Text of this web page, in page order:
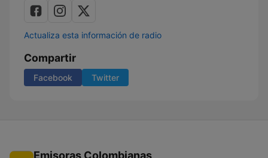
Actualiza esta información de radio
Compartir
Facebook Twitter
Emisoras Colombianas